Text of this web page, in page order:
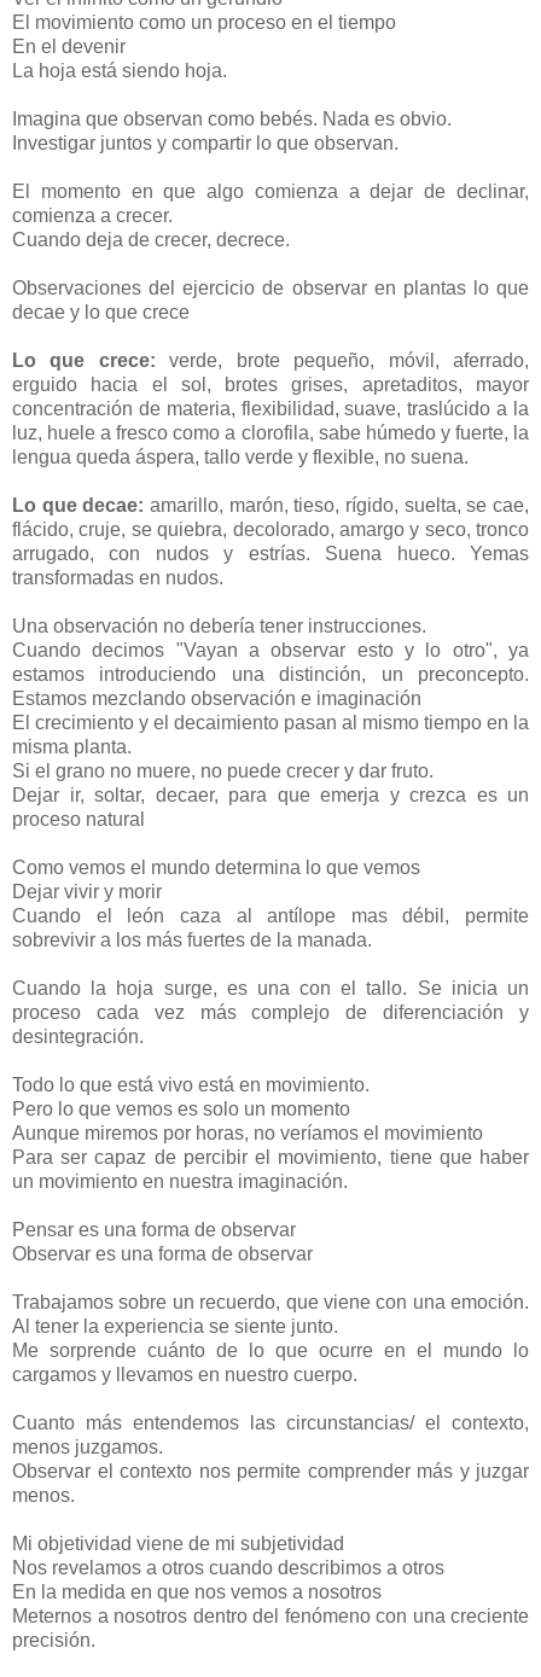
El movimiento como un proceso en el tiempo
En el devenir
La hoja está siendo hoja.
Imagina que observan como bebés. Nada es obvio.
Investigar juntos y compartir lo que observan.
El momento en que algo comienza a dejar de declinar,
comienza a crecer.
Cuando deja de crecer, decrece.
Observaciones del ejercicio de observar en plantas lo que
decae y lo que crece
Lo que crece: verde, brote pequeño, móvil, aferrado,
erguido hacia el sol, brotes grises, apretaditos, mayor
concentración de materia, flexibilidad, suave, traslúcido a la
luz, huele a fresco como a clorofila, sabe húmedo y fuerte, la
lengua queda áspera, tallo verde y flexible, no suena.
Lo que decae: amarillo, marón, tieso, rígido, suelta, se cae,
flácido, cruje, se quiebra, decolorado, amargo y seco, tronco
arrugado, con nudos y estrías. Suena hueco. Yemas
transformadas en nudos.
Una observación no debería tener instrucciones.
Cuando decimos "Vayan a observar esto y lo otro", ya
estamos introduciendo una distinción, un preconcepto.
Estamos mezclando observación e imaginación
El crecimiento y el decaimiento pasan al mismo tiempo en la
misma planta.
Si el grano no muere, no puede crecer y dar fruto.
Dejar ir, soltar, decaer, para que emerja y crezca es un
proceso natural
Como vemos el mundo determina lo que vemos
Dejar vivir y morir
Cuando el león caza al antílope mas débil, permite
sobrevivir a los más fuertes de la manada.
Cuando la hoja surge, es una con el tallo. Se inicia un
proceso cada vez más complejo de diferenciación y
desintegración.
Todo lo que está vivo está en movimiento.
Pero lo que vemos es solo un momento
Aunque miremos por horas, no veríamos el movimiento
Para ser capaz de percibir el movimiento, tiene que haber
un movimiento en nuestra imaginación.
Pensar es una forma de observar
Observar es una forma de observar
Trabajamos sobre un recuerdo, que viene con una emoción.
Al tener la experiencia se siente junto.
Me sorprende cuánto de lo que ocurre en el mundo lo
cargamos y llevamos en nuestro cuerpo.
Cuanto más entendemos las circunstancias/ el contexto,
menos juzgamos.
Observar el contexto nos permite comprender más y juzgar
menos.
Mi objetividad viene de mi subjetividad
Nos revelamos a otros cuando describimos a otros
En la medida en que nos vemos a nosotros
Meternos a nosotros dentro del fenómeno con una creciente
precisión.